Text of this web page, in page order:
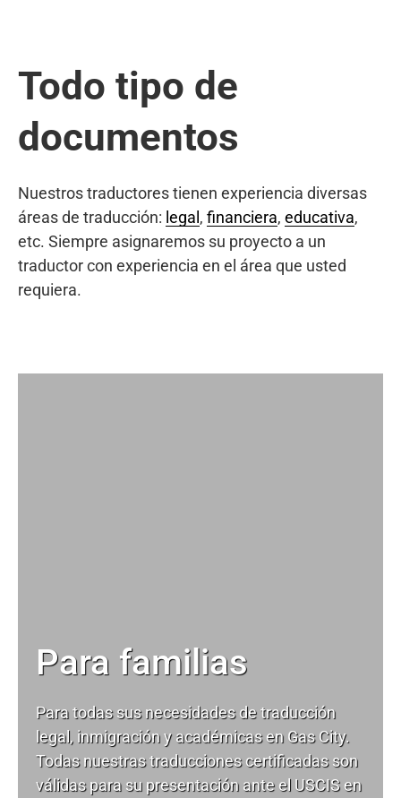
Todo tipo de
documentos
Nuestros traductores tienen experiencia diversas
áreas de traducción: legal , financiera, educativa,
etc. Siempre asignaremos su proyecto a un
traductor con experiencia en el área que usted
requiera.
Para familias
Para todas sus necesidades detraducción
legal, inmigración y académicas en Gas City.
Todas nuestras traducciones certificadas son
válidas para su presentación ante el USCIS en